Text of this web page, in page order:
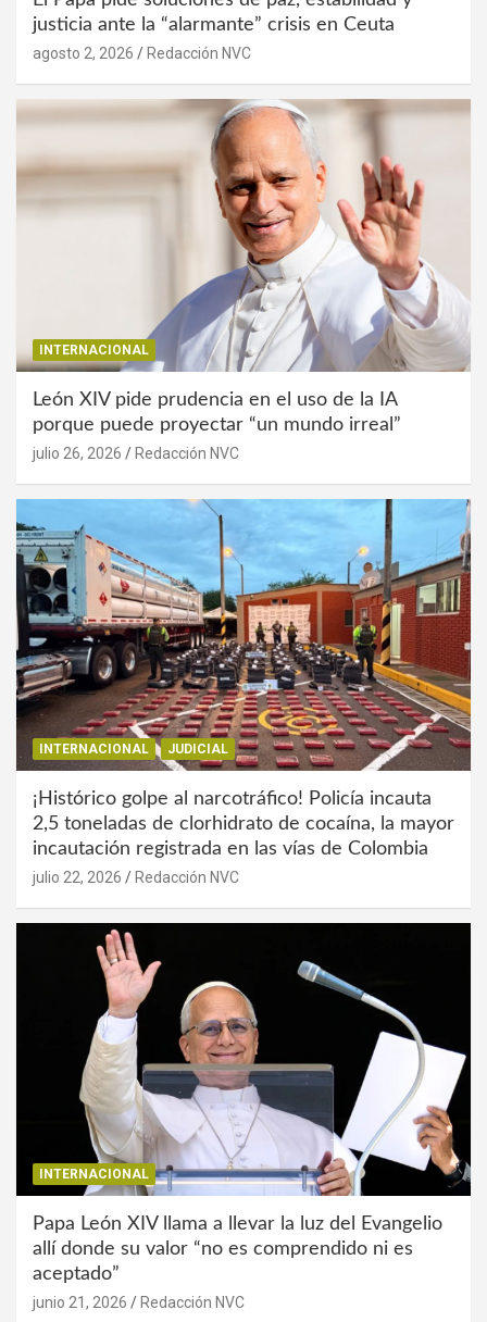
justicia ante la “alarmante” crisis en Ceuta
agosto 2, 2026 Redacción NVC
INTERNACIONAL
León XIV pide prudencia en el uso de la IA
porque puede proyectar “un mundo irreal”
julio 26, 2026 Redacción NVC
INTERNACIONAL JUDICIAL
¡Histórico golpe al narcotráfico! Policía incauta
2,5 toneladas de clorhidrato de cocaína, la mayor
incautación registrada en las vías de Colombia
julio 22, 2026 Redacción NVC
INTERNACIONAL
Papa León XIV llama a llevar la luz del Evangelio
allí donde su valor “no es comprendido ni es
aceptado”
junio 21, 2026 Redacción NVC